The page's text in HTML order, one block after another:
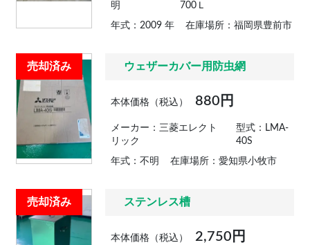
明
700Ｌ
年式：2009 年 在庫場所：福岡県豊前市
売却済み ウェザーカバー用防虫網
本体価格（税込） 880円
メーカー：三菱エレクト
リック
型式：LMA-
40S
年式：不明 在庫場所：愛知県小牧市
売却済み ステンレス槽
本体価格（税込） 2,750円